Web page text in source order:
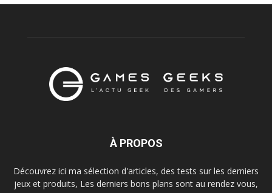
À PROPOS
Découvrez ici ma sélection d'articles, des tests sur les derniers
jeux et produits, Les derniers bons plans sont au rendez vous,